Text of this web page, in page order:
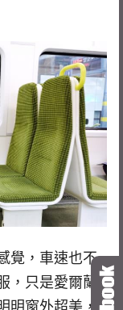
覺，車速也不
，只是愛爾蘭
明窗外超美，